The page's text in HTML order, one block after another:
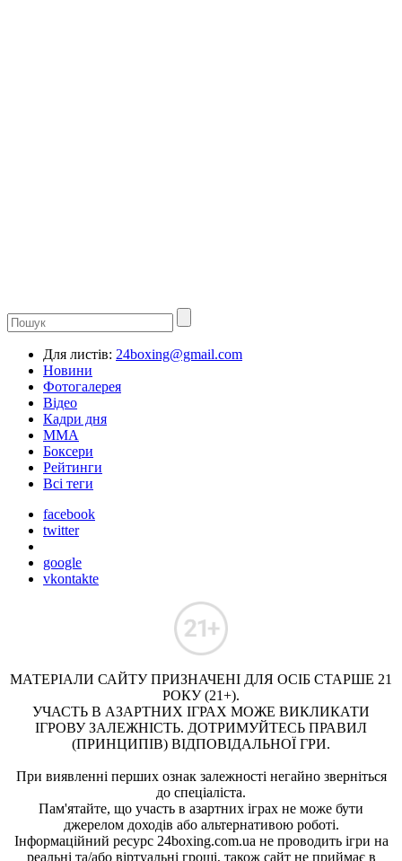
Для листів: 24boxing@gmail.com
Новини
Фотогалерея
Відео
Кадри дня
ММА
Боксери
Рейтинги
Всі теги
facebook
twitter
google
vkontakte
МАТЕРІАЛИ САЙТУ ПРИЗНАЧЕНІ ДЛЯ ОСІБ СТАРШЕ 21
РОКУ (21+).
УЧАСТЬ В АЗАРТНИХ ІГРАХ МОЖЕ ВИКЛИКАТИ
ІГРОВУ ЗАЛЕЖНІСТЬ. ДОТРИМУЙТЕСЬ ПРАВИЛ
(ПРИНЦИПІВ) ВІДПОВІДАЛЬНОЇ ГРИ.
При виявленні перших ознак залежності негайно зверніться
до спеціаліста.
Пам'ятайте, що участь в азартних іграх не може бути
джерелом доходів або альтернативою роботі.
Інформаційний ресурс 24boxing.com.ua не проводить ігри на
реальні та/або віртуальні гроші, також сайт не приймає в